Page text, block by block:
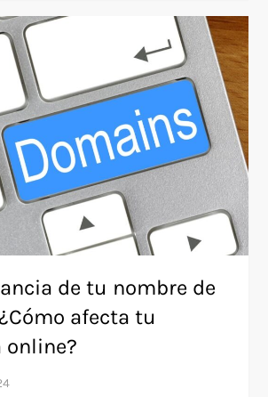
de tu nombre de
afecta tu
online?